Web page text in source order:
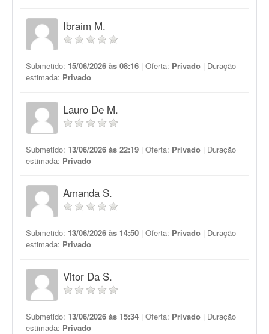
Ibraim M.
Submetido: 15/06/2026 às 08:16 | Oferta: Privado | Duração
estimada: Privado
Lauro De M.
Submetido: 13/06/2026 às 22:19 | Oferta: Privado | Duração
estimada: Privado
Amanda S.
Submetido: 13/06/2026 às 14:50 | Oferta: Privado | Duração
estimada: Privado
Vitor Da S.
Submetido: 13/06/2026 às 15:34 | Oferta: Privado | Duração
estimada: Privado